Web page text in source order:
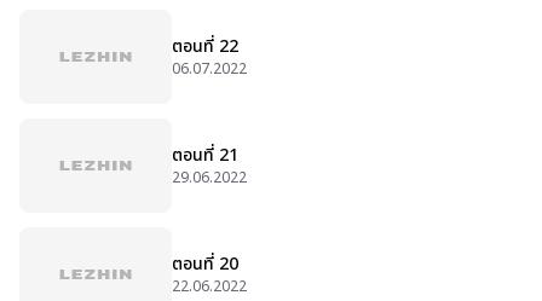
ตอนที่ 22
06.07.2022
ตอนที่ 21
29.06.2022
ตอนที่ 20
22.06.2022